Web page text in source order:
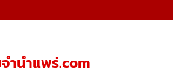
านําแพร่.com